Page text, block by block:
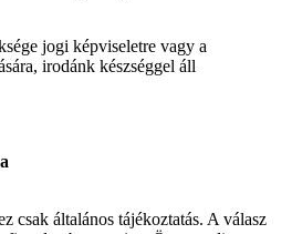
jogi képviseletre vagy a
irodánk készséggel áll
csak általános tájékoztatás. A válasz